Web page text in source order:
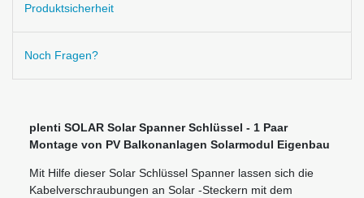
Produktsicherheit
Noch Fragen?
plenti SOLAR Solar Spanner Schlüssel - 1 Paar
Montage von PV Balkonanlagen Solarmodul Eigenbau
Mit Hilfe dieser Solar Schlüssel Spanner lassen sich die
Kabelverschraubungen an Solar -Steckern mit dem